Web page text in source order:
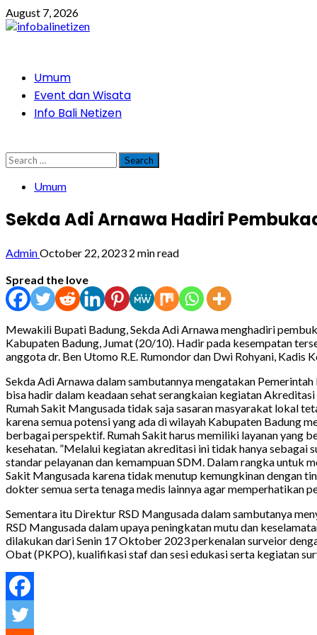
Skip
to
August 7, 2026
PrimaryUmum
Event dan Wisata
Info Bali Netizen
Search
for:
Umum
Sekda Adi Arnawa Hadiri
AdminOctober 22, 2023 2 min read
Spread the love
Mewakili Bupati Badung, Sekda Adi Arnawa menghadiri
Kabupaten Badung, Jumat (20/10). Hadir pada kesempatan
anggota dr. Ben Utomo R.E. Rumondor dan Dwi Rohyani,
Sekda Adi Arnawa dalam sambutannya mengatakan
bisa hadir dalam keadaan sehat serangkaian kegiatan
Rumah Sakit Mangusada tidak saja sasaran masyarakat lokal
karena semua potensi yang ada di wilayah Kabupaten Badung
berbagai perspektif. Rumah Sakit harus memiliki layanan yang
kesehatan. ”Melalui kegiatan akreditasi ini tidak hanya sebagai
standar pelayanan dan kemampuan SDM. Dalam rangka untuk
Sakit Mangusada karena tidak menutup kemungkinan dengan
dokter semua serta tenaga medis lainnya agar memperhatikan
Sementara itu Direktur RSD Mangusada dalam sambutanya
RSD Mangusada dalam upaya peningkatan mutu dan
dilakukan dari Senin 17 Oktober 2023 perkenalan surveior
Obat (PKPO), kualifikasi staf dan sesi edukasi serta kegiatan